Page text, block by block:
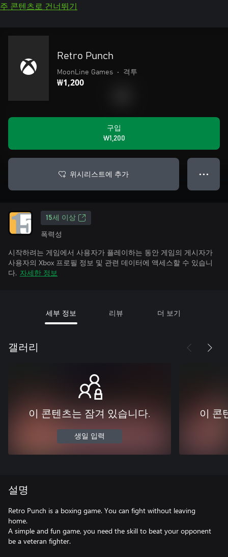
주 콘텐츠로 건너뛰기
Retro Punch
MoonLine Games • 격투
₩1,200
구입
₩1,200
위시리스트에 추가 ● ● ●
15세 이상
폭력성
시작하려는 게임에서 사용자가 플레이하는 동안 게임의 게시자가
사용자의 Xbox 프로필 정보 및 관련 데이터에 액세스할 수 있습니
다. 자세한 정보
세부 정보 리뷰 더 보기
갤러리
이 콘텐츠는 잠겨 있습니다.
생일 입력
이 콘
설명
Retro Punch is a boxing game. You can fight without leaving
home.
A simple and fun game, you need the skill to beat your opponent
be a veteran fighter.